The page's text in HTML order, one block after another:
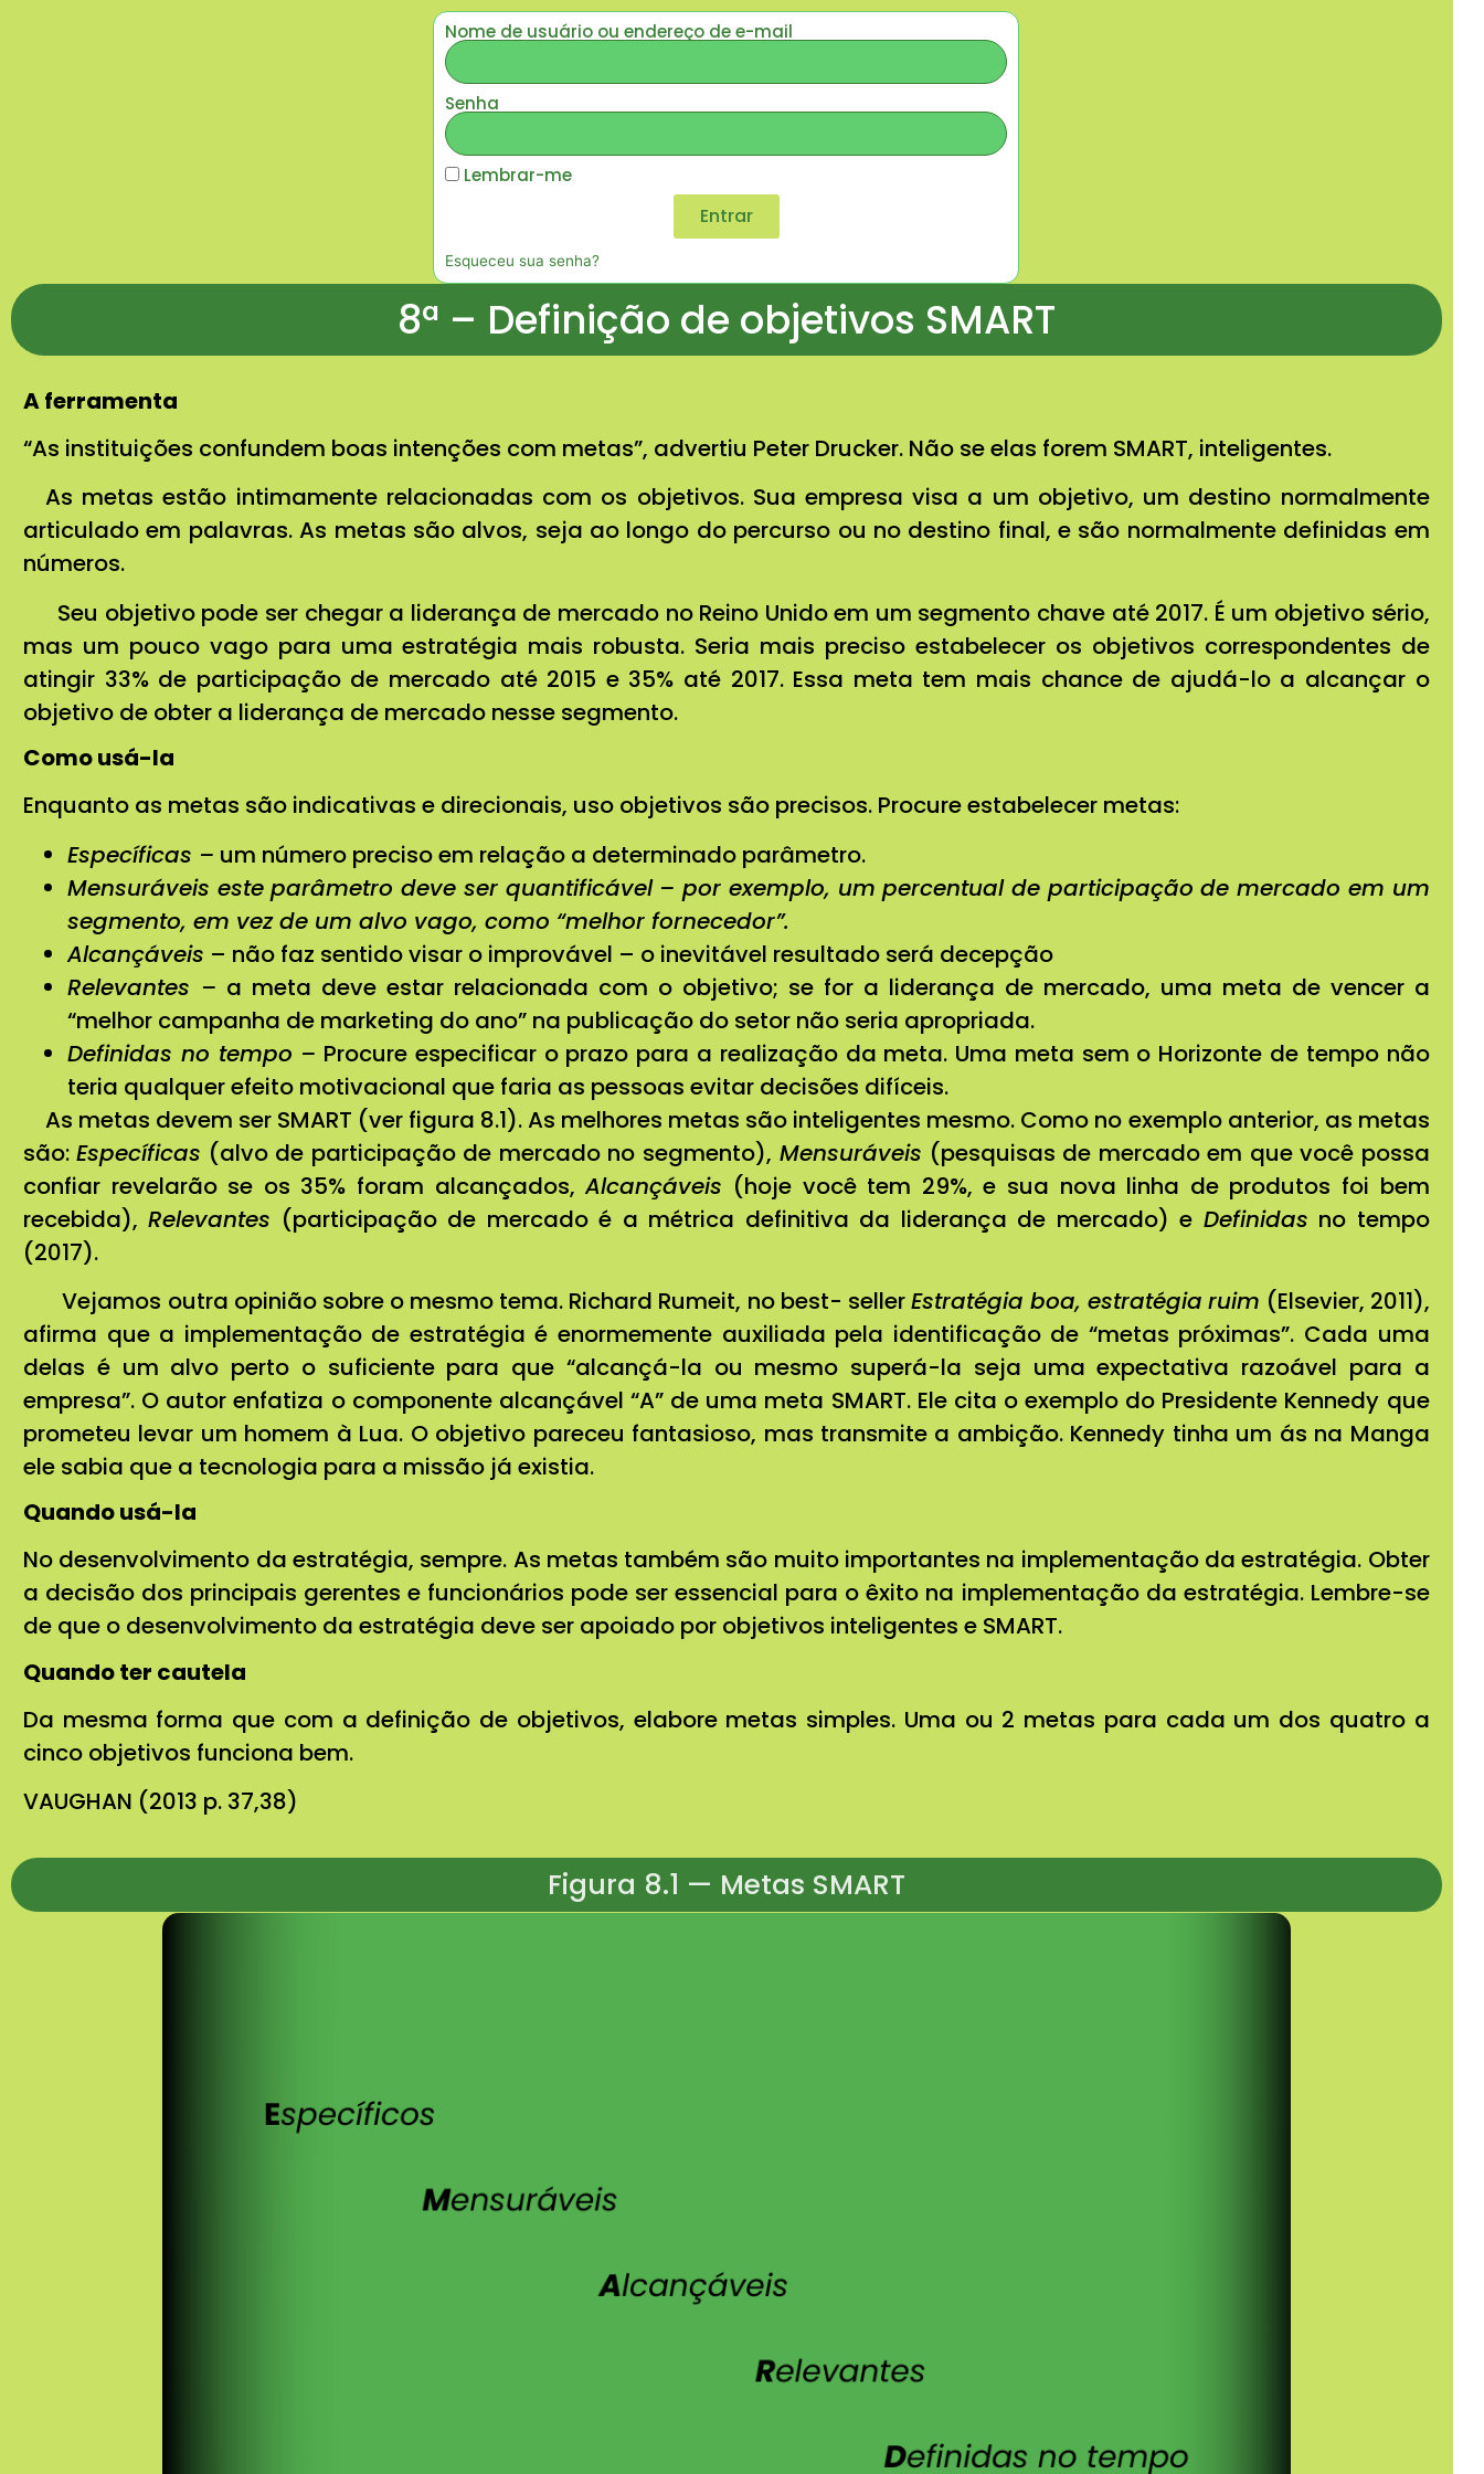
Nome de usuário ou endereço de e-mail
Senha
Lembrar-me
Entrar
Esqueceu sua senha?
8ª – Definição de objetivos SMART
A ferramenta
“As instituições confundem boas intenções com metas”, advertiu Peter Drucker. Não se elas forem SMART, inteligentes.
As metas estão intimamente relacionadas com os objetivos. Sua empresa visa a um objetivo, um destino normalmente
articulado em palavras. As metas são alvos, seja ao longo do percurso ou no destino final, e são normalmente definidas em
números.
Seu objetivo pode ser chegar a liderança de mercado no Reino Unido em um segmento chave até 2017. É um objetivo sério,
mas um pouco vago para uma estratégia mais robusta. Seria mais preciso estabelecer os objetivos correspondentes de
atingir 33% de participação de mercado até 2015 e 35% até 2017. Essa meta tem mais chance de ajudá-lo a alcançar o
objetivo de obter a liderança de mercado nesse segmento.
Como usá-la
Enquanto as metas são indicativas e direcionais, uso objetivos são precisos. Procure estabelecer metas:
Específicas – um número preciso em relação a determinado parâmetro.
Mensuráveis este parâmetro deve ser quantificável – por exemplo, um percentual de participação de mercado em um
segmento, em vez de um alvo vago, como “melhor fornecedor”.
Alcançáveis – não faz sentido visar o improvável – o inevitável resultado será decepção
Relevantes – a meta deve estar relacionada com o objetivo; se for a liderança de mercado, uma meta de vencer a
“melhor campanha de marketing do ano” na publicação do setor não seria apropriada.
Definidas no tempo – Procure especificar o prazo para a realização da meta. Uma meta sem o Horizonte de tempo não
teria qualquer efeito motivacional que faria as pessoas evitar decisões difíceis.
As metas devem ser SMART (ver figura 8.1). As melhores metas são inteligentes mesmo. Como no exemplo anterior, as metas
são:Específicas (alvo de participação de mercado no segmento), Mensuráveis (pesquisas de mercado em que você possa
confiar revelarão se os 35% foram alcançados,Alcançáveis (hoje você tem 29%, e sua nova linha de produtos foi bem
recebida),Relevantes (participação de mercado é a métrica definitiva da liderança de mercado) e Definidas no tempo
(2017).
Vejamos outra opinião sobre o mesmo tema. Richard Rumeit, no best- sellerEstratégia boa, estratégia ruim (Elsevier, 2011),
afirma que a implementação de estratégia é enormemente auxiliada pela identificação de “metas próximas”. Cada uma
delas é um alvo perto o suficiente para que “alcançá-la ou mesmo superá-la seja uma expectativa razoável para a
empresa”. O autor enfatiza o componente alcançável “A” de uma meta SMART. Ele cita o exemplo do Presidente Kennedy que
prometeu levar um homem à Lua. O objetivo pareceu fantasioso, mas transmite a ambição. Kennedy tinha um ás na Manga
ele sabia que a tecnologia para a missão já existia.
Quando usá-la
No desenvolvimento da estratégia, sempre. As metas também são muito importantes na implementação da estratégia. Obter
a decisão dos principais gerentes e funcionários pode ser essencial para o êxito na implementação da estratégia. Lembre-se
de que o desenvolvimento da estratégia deve ser apoiado por objetivos inteligentes e SMART.
Quando ter cautela
Da mesma forma que com a definição de objetivos, elabore metas simples. Uma ou 2 metas para cada um dos quatro a
cinco objetivos funciona bem.
VAUGHAN (2013 p. 37,38)
Figura 8.1 — Metas SMART